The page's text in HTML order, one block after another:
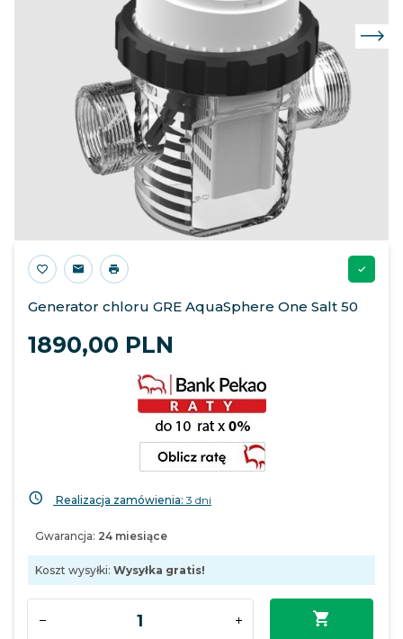
Generator chloru GRE AquaSphere One Salt 50
1890,00 PLN
Realizacja zamówienia: 3 dni
Gwarancja: 24 miesiące
Koszt wysyłki: Wysyłka gratis!